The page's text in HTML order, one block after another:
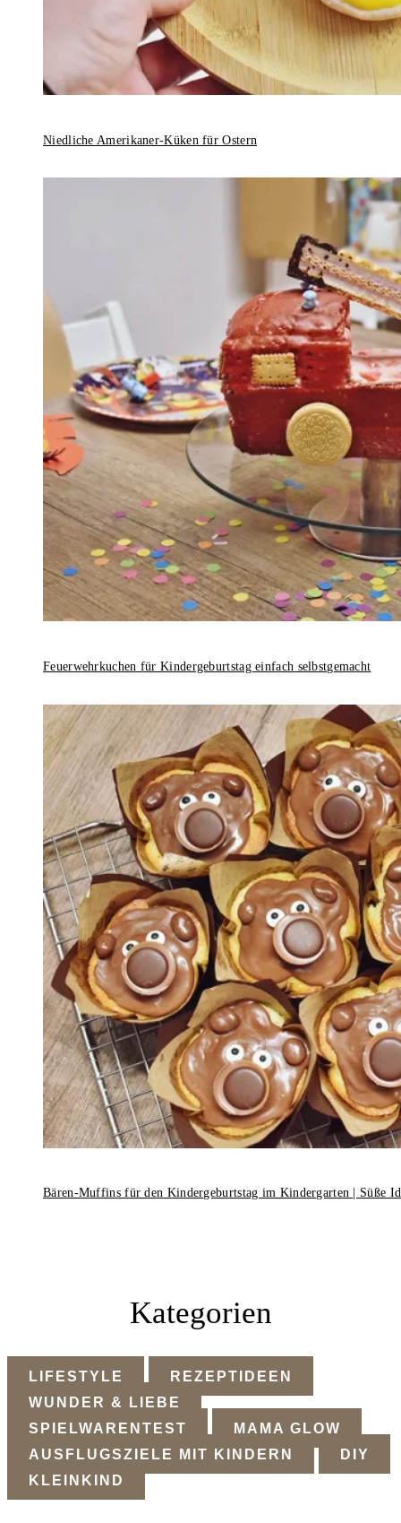
Niedliche Amerikaner-Küken für Ostern
Feuerwehrkuchen für Kindergeburtstag einfach selbstgemacht
Bären-Muffins für den Kindergeburtstag im Kindergarten | Süße
Kategorien
LIFESTYLE
REZEPTIDEEN
WUNDER & LIEBE
SPIELWARENTEST
MAMA GLOW
AUSFLUGSZIELE MIT KINDERN
DIY
KLEINKIND